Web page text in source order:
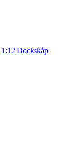
Dockskåp